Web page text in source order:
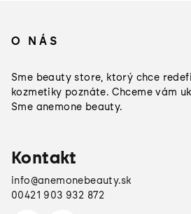
O NÁS
Sme beauty store, ktorý chce
kozmetiky poznáte. Chceme vám
Sme anemone beauty.
Kontakt
info@anemonebeauty.sk
00421 903 932 872